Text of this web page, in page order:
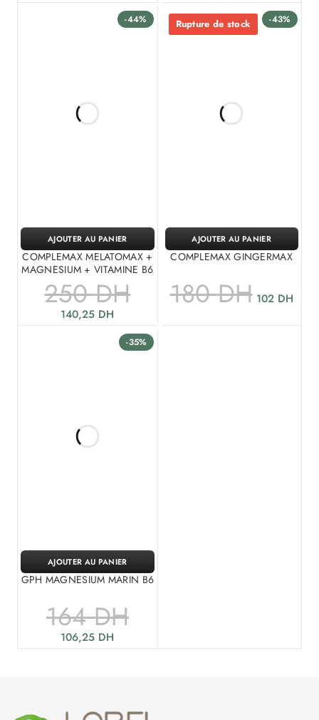
-44%
COMPLEMAX MELATOMAX +
MAGNESIUM + VITAMINE B6
250DH
140,25 DH
AJOUTER AU PANIER
-43%
Rupture de stock
COMPLEMAX GINGERMAX
180DH 102 DH
AJOUTER AU PANIER
-35%
GPH MAGNESIUM MARIN B6
164DH
106,25 DH
AJOUTER AU PANIER